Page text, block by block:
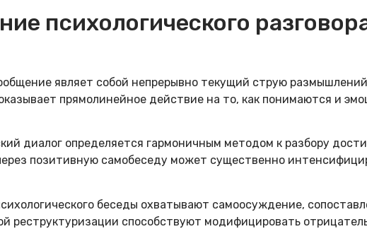
психологического
являет собой непрерывно текущий струю
прямолинейное действие на то, как понимаются и
диалог определяется гармоничным методом к разбору
позитивную самобеседу может существенно
беседы охватывают самоосуждение,
реструктуризации способствуют модифицировать